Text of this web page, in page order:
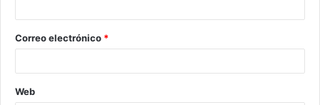
Correo electrónico *
Web